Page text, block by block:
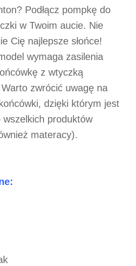
Podłącz pompkę do
w Twoim aucie. Nie
Cię najlepsze słońce!
wymaga zasilenia
z wtyczką
zwrócić uwagę na
dzięki którym jest
wszelkich produktów
materacy).